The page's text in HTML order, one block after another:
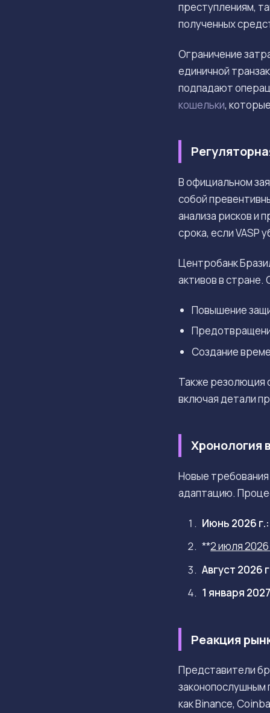
преступлениям,
полученных
Ограничение
единичной
подпадают
кошельки,
В официальном
собой
анализа рисков и
срока, если VASP
Центробанк
активов в
Повышение
Создание
Также резолюция
включая детали
Хронология
Новые
адаптацию.
Июнь 2026 г.:
**2 июля
Август 2026
1 января
Реакция
Представители
законопослушным
как Binance,